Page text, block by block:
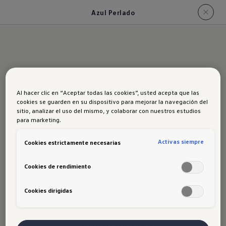
Azul Perlado
Azul Perlado
Al hacer clic en “Aceptar todas las cookies”, usted acepta que las
cookies se guarden en su dispositivo para mejorar la navegación del
sitio, analizar el uso del mismo, y colaborar con nuestros estudios
para marketing.
Cookies estrictamente necesarias Activas siempre
Cookies de rendimiento
Cookies dirigidas